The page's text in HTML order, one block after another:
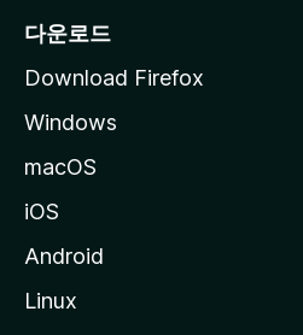
다운로드
Download Firefox
Windows
macOS
iOS
Android
Linux